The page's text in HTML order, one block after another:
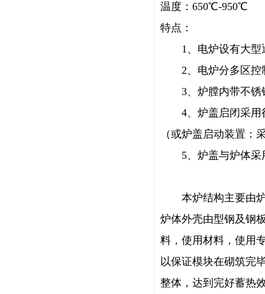
温度：650℃-950℃
特点：
1、电炉设有大型
2、电炉分多区控
3、炉膛内带不锈
4、炉盖启闭采用行
（或炉盖启动装置：
5、炉盖与炉体采用
本炉结构主要由炉
炉体外壳由型钢及钢
料，使用材料，使用
以保证模块在砌筑完
整体，达到完好蓄热